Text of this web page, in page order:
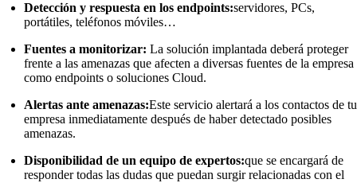
Detección y respuesta en los endpoints:servidores, PCs,
portátiles, teléfonos móviles…
Fuentes a monitorizar:La solución implantada deberá proteger
frente a las amenazas que afecten a diversas fuentes de la empresa
como endpoints o soluciones Cloud.
Alertas ante amenazas:Este servicio alertará a los contactos de tu
empresa inmediatamente después de haber detectado posibles
amenazas.
Disponibilidad de un equipo de expertos:que se encargará de
responder todas las dudas que puedan surgir relacionadas con el